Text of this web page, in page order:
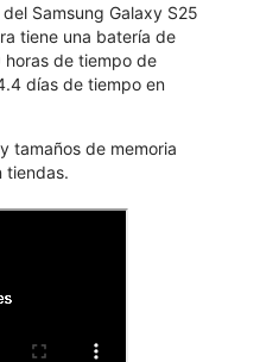
Samsung Galaxy S25
tiene una batería de
de tiempo de
días de tiempo en
tamaños de memoria
tiendas.